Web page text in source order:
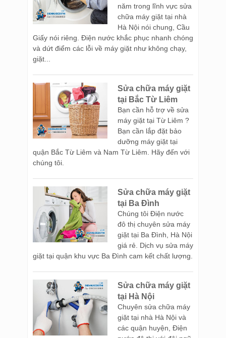
năm trong lĩnh vực sửa
chữa máy giặt tại nhà
Hà Nội nói chung, Cầu
Giấy nói riêng. Điện nước khắc phục nhanh chóng
và dứt điểm các lỗi về máy giặt như không chạy,
giặt...
Sửa chữa máy giặt
tại Bắc Từ Liêm
Bạn cần hỗ trợ về sửa
máy giặt tại Từ Liêm ?
Bạn cần lắp đặt bảo
dưỡng máy giặt tại
quận Bắc Từ Liêm và Nam Từ Liêm. Hãy đến với
chúng tôi.
Sửa chữa máy giặt
tại Ba Đình
Chúng tôi Điện nước
đô thị chuyên sửa máy
giặt tại Ba Đình, Hà Nội
giá rẻ. Dịch vụ sửa máy
giặt tại quận khu vực Ba Đình cam kết chất lượng.
Sửa chữa máy giặt
tại Hà Nội
Chuyên sửa chữa máy
giặt tại nhà Hà Nội và
các quận huyện, Điện